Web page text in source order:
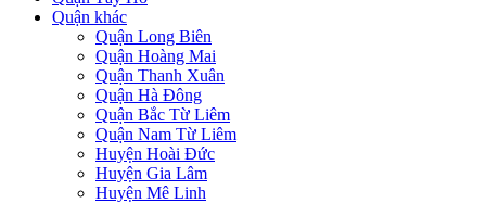
Quận khác
Quận Long Biên
Quận Hoàng Mai
Quận Thanh Xuân
Quận Hà Đông
Quận Bắc Từ Liêm
Quận Nam Từ Liêm
Huyện Hoài Đức
Huyện Gia Lâm
Huyện Mê Linh